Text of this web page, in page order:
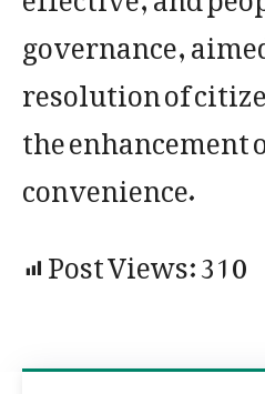
governance,
resolution of
the
convenience.
Post Views:310